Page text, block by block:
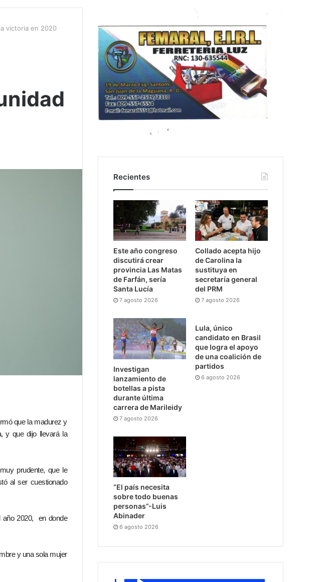
victoria en 2020
que la madurez y
y que dijo llevará la
prudente, que le
al ser cuestionado
año 2020, en donde
y una sola mujer
Recientes
Este año congreso
discutirá crear
provincia Las Matas
de Farfán, sería
Santa Lucía
7 agosto 2026
Collado acepta hijo
de Carolina la
sustituya en
secretaría general
del PRM
7 agosto 2026
Investigan
lanzamiento de
botellas a pista
durante última
carrera de Marileidy
7 agosto 2026
Lula, único
candidato en Brasil
que logra el apoyo
de una coalición de
partidos
6 agosto 2026
“El país necesita
sobre todo buenas
personas”-Luis
Abinader
6 agosto 2026